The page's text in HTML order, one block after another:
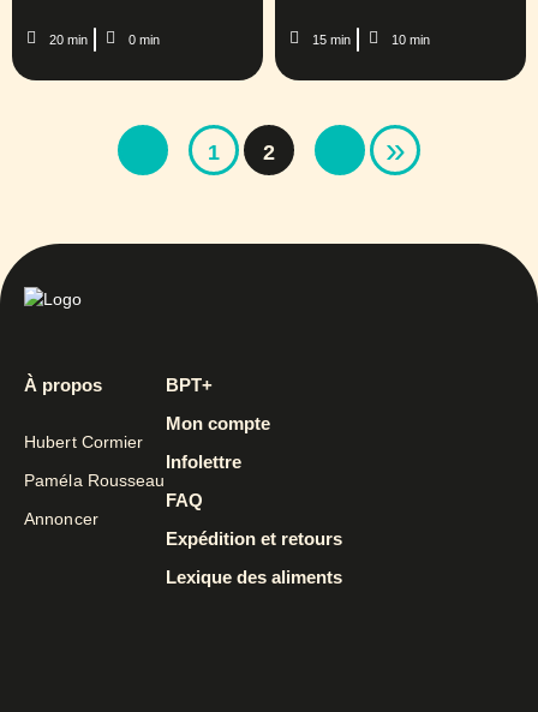
20 min 0 min 15 min 10 min
1 2 »
À propos
Hubert Cormier
Paméla Rousseau
Annoncer
BPT+
Mon compte
Infolettre
FAQ
Expédition et retours
Lexique des aliments